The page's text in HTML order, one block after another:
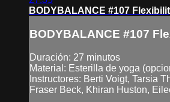
BODYBALANCE #107
BODYBALANCE #107
Duración: 27 minutos
Material: Esterilla de yoga
Instructores: Berti Voigt, Tarsia
Fraser Beck, Khiran Huston,